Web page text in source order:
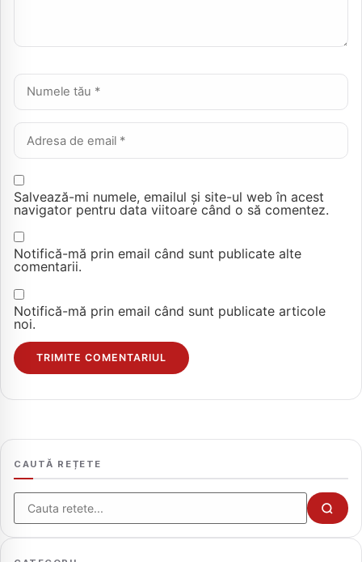
Nume *
Email *
Salvează-mi numele, emailul și site-ul web în acest
navigator pentru data viitoare când o să comentez.
Notifică-mă prin email când sunt publicate alte
comentarii.
Notifică-mă prin email când sunt publicate articole
noi.
CAUTĂ REȚETE
Cauta